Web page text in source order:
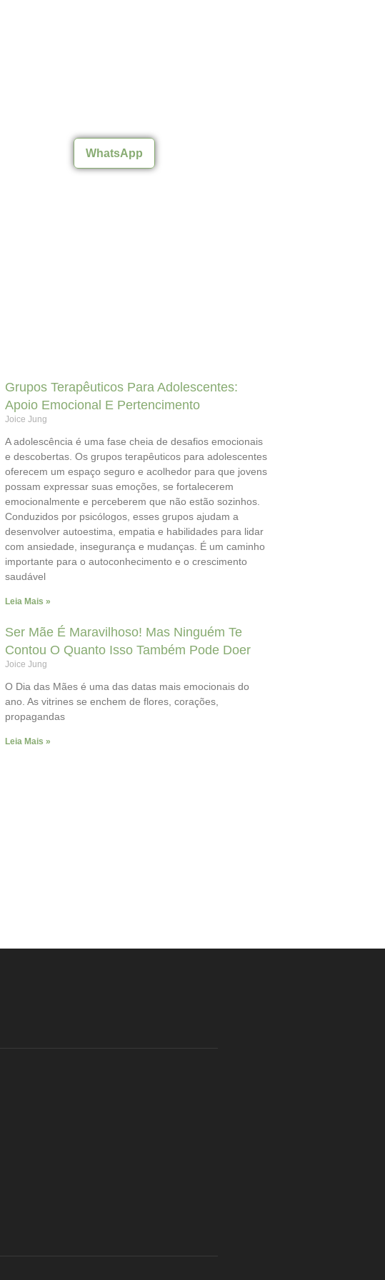
WhatsApp
Grupos Terapêuticos Para Adolescentes:
Apoio Emocional E Pertencimento
Joice Jung
A adolescência é uma fase cheia de desafios emocionais
e descobertas. Os grupos terapêuticos para adolescentes
oferecem um espaço seguro e acolhedor para que jovens
possam expressar suas emoções, se fortalecerem
emocionalmente e perceberem que não estão sozinhos.
Conduzidos por psicólogos, esses grupos ajudam a
desenvolver autoestima, empatia e habilidades para lidar
com ansiedade, insegurança e mudanças. É um caminho
importante para o autoconhecimento e o crescimento
saudável
Leia Mais »
Ser Mãe É Maravilhoso! Mas Ninguém Te
Contou O Quanto Isso Também Pode Doer
Joice Jung
O Dia das Mães é uma das datas mais emocionais do
ano. As vitrines se enchem de flores, corações,
propagandas
Leia Mais »